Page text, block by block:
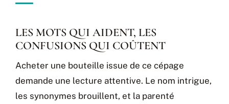
LES MOTS QUI AIDENT, LES
CONFUSIONS QUI COÛTENT
Acheter une bouteille issue de ce cépage
demande une lecture attentive. Le nom intrigue,
les synonymes brouillent, et la parenté